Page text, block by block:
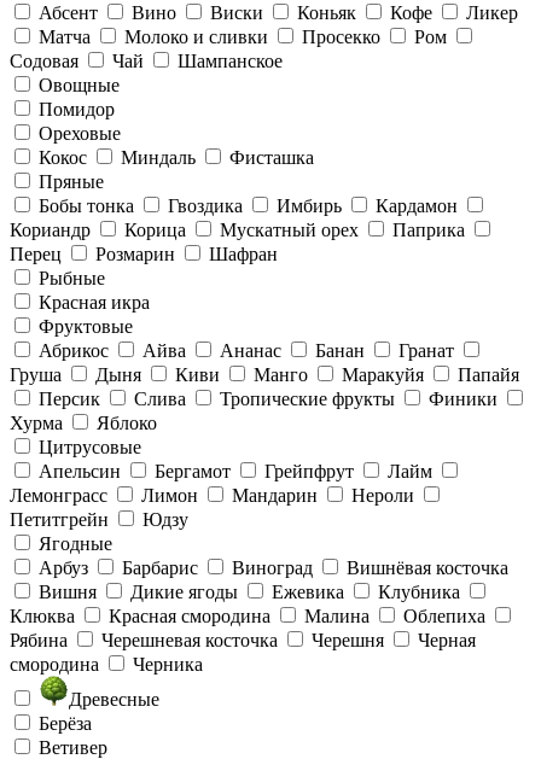
Абсент
Вино Виски Коньяк Кофе
Ликер
Матча
Молоко и сливки Просекко
Ром
Содовая
Чай
Шампанское
Овощные
Помидор
Ореховые
Кокос
Миндаль
Фисташка
Пряные
Бобы тонка
Гвоздика Имбирь
Кардамон
Кориандр
Корица Мускатный орех
Паприка
Перец
Розмарин
Шафран
Рыбные
Красная икра
Фруктовые
Абрикос
Айва Ананас Банан
Гранат
Груша
Дыня Киви Манго Маракуйя
Папайя
Персик
Слива Тропические фрукты
Финики
Хурма
Яблоко
Цитрусовые
Апельсин
Бергамот Грейпфрут
Лайм
Лемонграсс
Лимон Мандарин
Нероли
Петитгрейн
Юдзу
Ягодные
Арбуз
Барбарис Виноград
Вишнёвая косточка
Вишня
Дикие ягоды Ежевика
Клубника
Клюква
Красная смородина Малина
Облепиха
Рябина
Черешневая косточка Черешня
Черная
смородина
Черника
Древесные
Берёза
Ветивер